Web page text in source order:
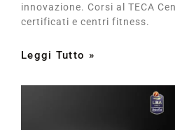
innovazione. Corsi al TECA
certificati e centri fitness.
Leggi Tutto »